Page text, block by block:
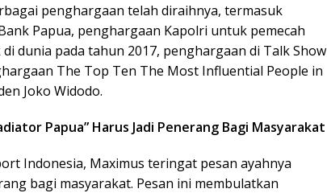
penghargaan telah diraihnya, termasuk
Papua, penghargaan Kapolri untuk pemecah
dunia pada tahun 2017, penghargaan di Talk Show
The Top Ten The Most Influential People in
Joko Widodo.
Papua” Harus Jadi Penerang Bagi Masyarakat
Indonesia, Maximus teringat pesan ayahnya
bagi masyarakat. Pesan ini membulatkan